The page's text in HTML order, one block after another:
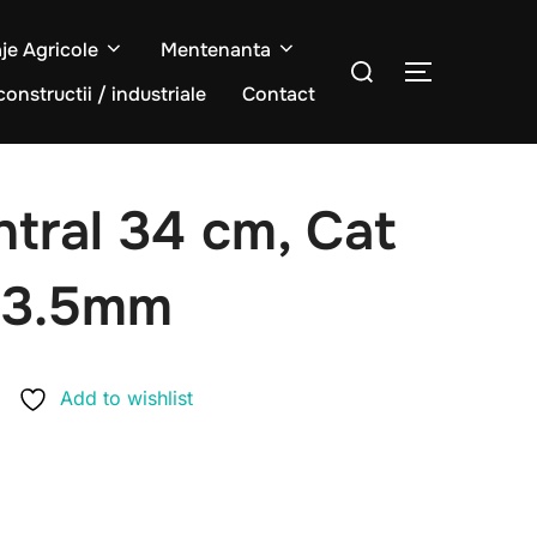
Agricole
Mentenanta
/ industriale
Contact
Caută
COMUTĂ
34 cm, Cat
Add to wishlist